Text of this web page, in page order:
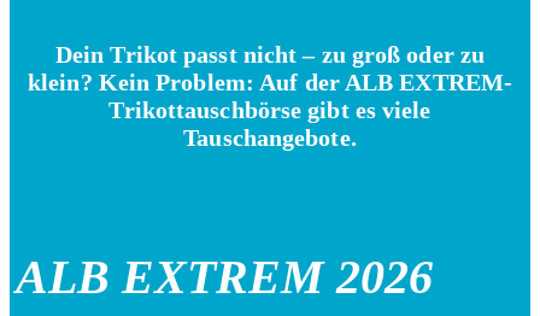
Dein Trikot passt nicht – zu groß oder zu
klein? Kein Problem: Auf der ALB EXTREM-
Trikottauschbörse gibt es viele
Tauschangebote.
ALB EXTREM 2026